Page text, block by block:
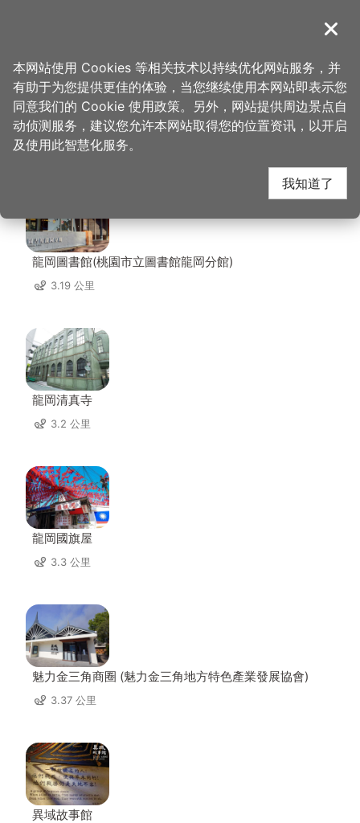
導覽
首页 > 想去的地方 > 美食、购物 > 善园客家小馆
善园客家小馆 周边景点
龍岡圖書館(桃園市立圖書館龍岡分館)
3.19 公里
龍岡清真寺
3.2 公里
龍岡國旗屋
3.3 公里
魅力金三角商圈 (魅力金三角地方特色產業發展協會)
3.37 公里
異域故事館
关闭
本网站使用 Cookies 等相关技术以持续优化网站服务，并
有助于为您提供更佳的体验，当您继续使用本网站即表示您
同意我们的 Cookie 使用政策。另外，网站提供周边景点自
动侦测服务，建议您允许本网站取得您的位置资讯，以开启
及使用此智慧化服务。
我知道了